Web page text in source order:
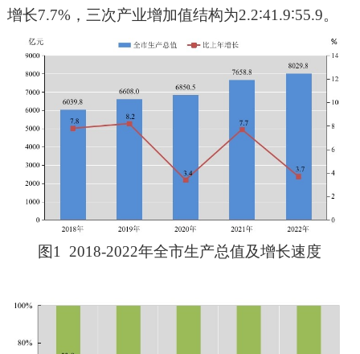
增长7.7%，三次产业增加值结构为2.2∶41.9∶55.9。
图1 2018-2022年全市生产总值及增长速度